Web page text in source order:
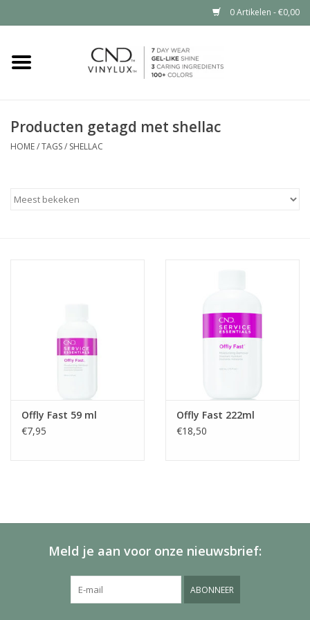
0 Artikelen - €0,00
Home
Nailart voor jou
Producten getagd met shellac
HOME/TAGS/ SHELLAC
Offly Fast 59 ml
€7,95
Offly Fast 222ml
€18,50
Meld je aan voor onze nieuwsbrief:
ABONNEER